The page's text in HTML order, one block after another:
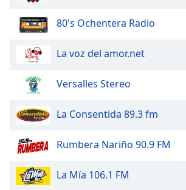
Family
Reset
Close
Modal
80's Ochentera Radio
La voz del amor.net
Versalles Stereo
La Consentida 89.3 fm
Rumbera Nariño 90.9 FM
La Mía 106.1 FM